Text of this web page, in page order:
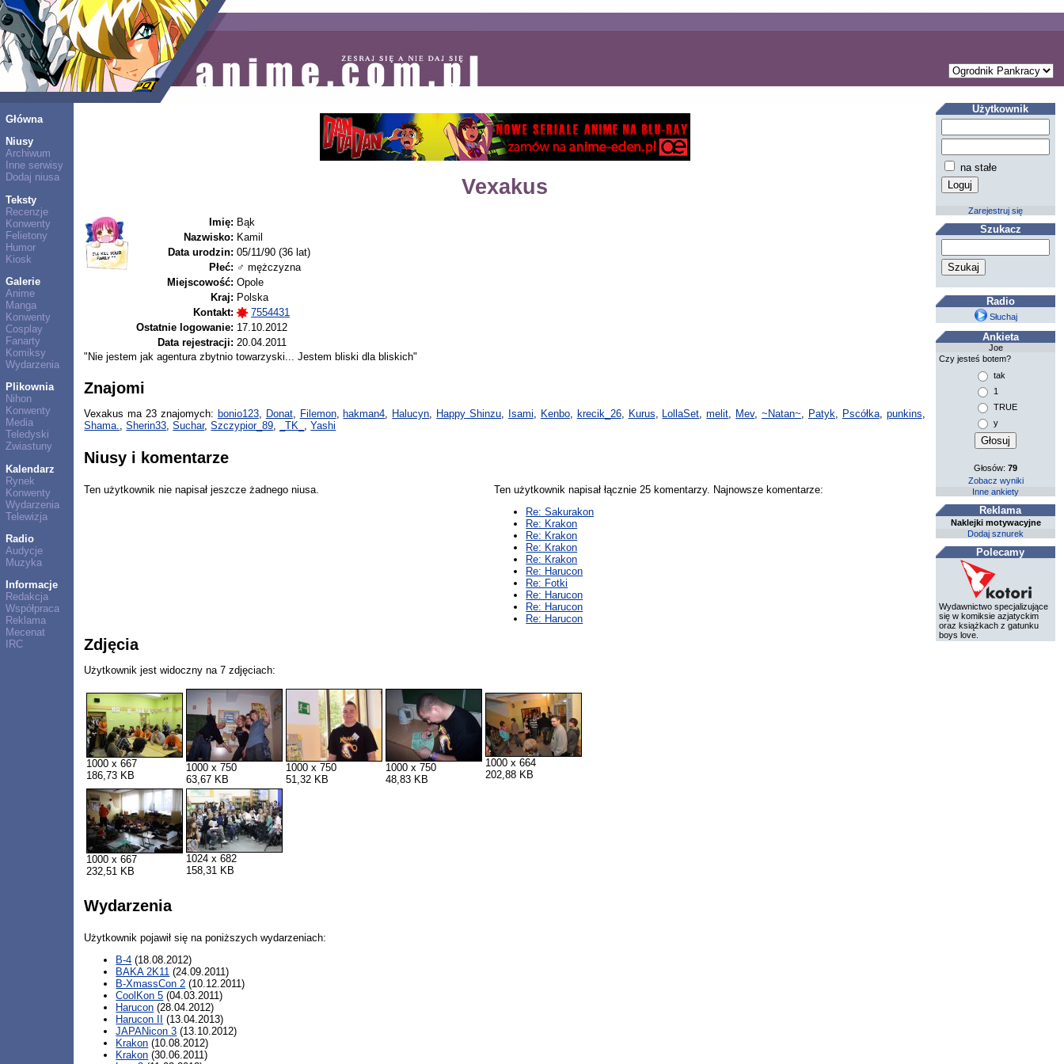
Główna
Niusy
Archiwum
Inne serwisy
Dodaj niusa
Teksty
Recenzje
Konwenty
Felietony
Humor
Kiosk
Galerie
Anime
Manga
Konwenty
Cosplay
Fanarty
Komiksy
Wydarzenia
Plikownia
Nihon
Konwenty
Media
Teledyski
Zwiastuny
Kalendarz
Rynek
Konwenty
Wydarzenia
Telewizja
Radio
Audycje
Muzyka
Informacje
Redakcja
Współpraca
Reklama
Mecenat
IRC
Vexakus
Imię: Bąk
Nazwisko: Kamil
Data urodzin: 05/11/90 (36 lat)
Płeć: ♂ mężczyzna
Miejscowość: Opole
Kraj: Polska
Kontakt:
7554431
Ostatnie logowanie: 17.10.2012
Data rejestracji: 20.04.2011
"Nie jestem jak agentura zbytnio towarzyski... Jestem bliski dla bliskich"
Znajomi
Vexakus ma 23 znajomych: bonio123, Donat, Filemon, hakman4, Halucyn, Happy Shinzu, Isami, Kenbo, krecik_26, Kurus, LollaSet,melit, Mev,~Natan~, Patyk, Pscółka, punkins,
Shama.,Sherin33,Suchar,Szczypior_89, _TK_ ,Yashi
Niusy i komentarze
Ten użytkownik nie napisał jeszcze żadnego niusa.
Ten użytkownik napisał łącznie 25 komentarzy. Najnowsze komentarze:
Re: Sakurakon
Re: Krakon
Re: Krakon
Re: Krakon
Re: Krakon
Re: Harucon
Re: Fotki
Re: Harucon
Re: Harucon
Re: Harucon
Zdjęcia
Użytkownik jest widoczny na 7 zdjęciach:
1000 x 667
186,73 KB
1000 x 750
63,67 KB
1000 x 750
51,32 KB
1000 x 750
48,83 KB
1000 x 664
202,88 KB
1000 x 667
232,51 KB
1024 x 682
158,31 KB
Wydarzenia
Użytkownik pojawił się na poniższych wydarzeniach:
B-4 (18.08.2012)
BAKA 2K11 (24.09.2011)
B-XmassCon 2 (10.12.2011)
CoolKon 5 (04.03.2011)
Harucon (28.04.2012)
Harucon II
(13.04.2013)
JAPANicon 3 (13.10.2012)
Krakon (10.08.2012)
Krakon (30.06.2011)
Użytkownik
na stałe
Zarejestruj się
Szukacz
Radio
Słuchaj
Ankieta
Joe
Czy jesteś botem?
tak
1
TRUE
y
Głosów:79
Zobacz wyniki
Inne ankiety
Reklama
Naklejki motywacyjne
Dodaj sznurek
Polecamy
Wydawnictwo specjalizujące
się w komiksie azjatyckim
oraz książkach z gatunku
boys love.